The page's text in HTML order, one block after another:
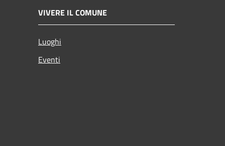
VIVERE IL COMUNE
Luoghi
Eventi